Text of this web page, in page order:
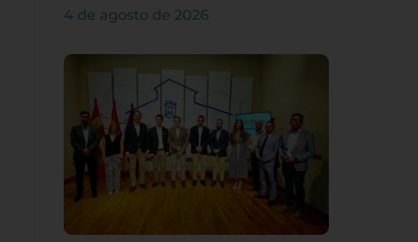
4 de agosto de 2026